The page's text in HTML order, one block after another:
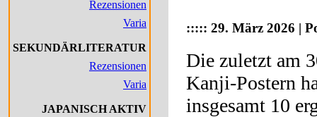
Rezensionen
Varia
SEKUNDÄRLITERATUR
Rezensionen
Varia
JAPANISCH AKTIV
::::: 29. März 2026 |
Die zuletzt am
Kanji-Postern
insgesamt 10